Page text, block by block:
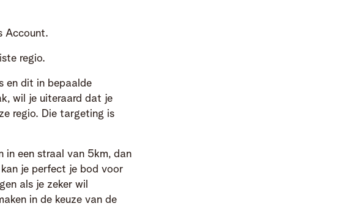
Account.
regio.
en dit in bepaalde
wil je uiteraard dat je
regio. Die targeting is
in een straal van 5km, dan
je perfect je bod voor
als je zeker wil
in de keuze van de